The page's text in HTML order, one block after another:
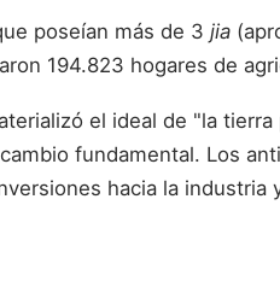
poseían más de 3 jia
194.823 hogares de
el ideal de "la
fundamental. Los
hacia la